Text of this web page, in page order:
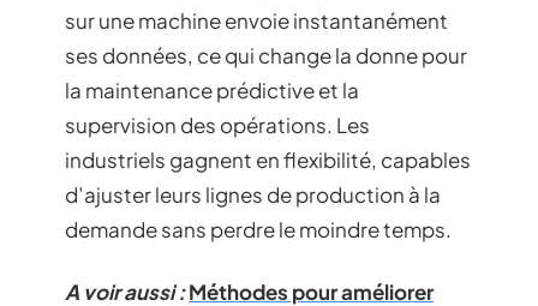
sur une machine envoie instantanément
ses données, ce qui change la donne pour
la maintenance prédictive et la
supervision des opérations. Les
industriels gagnent en flexibilité, capables
d’ajuster leurs lignes de production à la
demande sans perdre le moindre temps.
A voir aussi :Méthodes pour améliorer